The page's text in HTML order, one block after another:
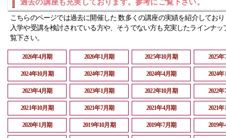
過去の講座も充実しております。参考にご覧下さい。
こちらのページでは過去に開催した 数多くの講座の実績を紹介してお
入学や受講を検討されている方や、そうでない方も充実したラインナッ
覧下さい。
2026年4月期 2026年1月期 2025年10月期 2025
2024年10月期 2024年7月期 2024年4月期 2024
2023年4月期 2023年1月期 2022年10月期 2022
2021年10月期 2021年7月期 2021年4月期 2021
2020年1月期 2019年10月期 2019年7月期 2019